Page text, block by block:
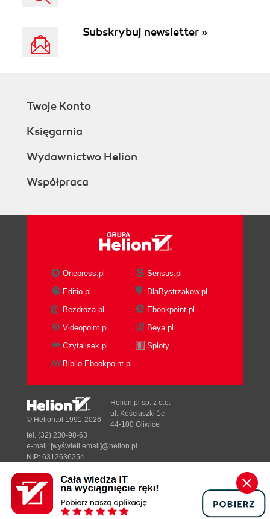
Subskrybuj newsletter »
Twoje Konto
Księgarnia
Wydawnictwo Helion
Współpraca
Onepress.pl
Sensus.pl
Editio.pl
DlaBystrzakow.pl
Bezdroza.pl
Ebookpoint.pl
Videopoint.pl
Beya.pl
Czytalisek.pl
Sploty
Biblio.Ebookpoint.pl
Designed with ♥ byTonik.pl
© Helion.pl 1991-2026
Helion.pl sp. z o.o.
ul. Kościuszki 1c
44-100 Gliwice
tel. (32) 230-98-63
e-mail: [wyświetl email]@helion.pl
NIP: 6312636254